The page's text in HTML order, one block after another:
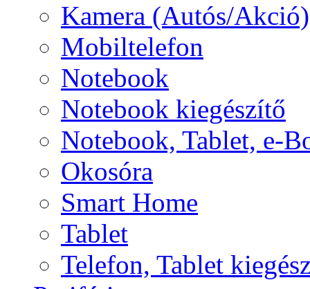
Kamera (Autós/Akció)
Mobiltelefon
Notebook
Notebook kiegészítő
Notebook, Tablet, e-
Okosóra
Smart Home
Tablet
Telefon, Tablet